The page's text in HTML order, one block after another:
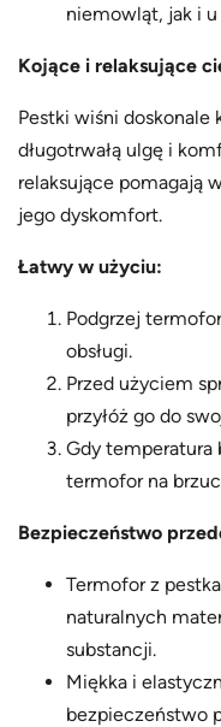
k
niemowląt, jak i
Kojące i relaksujące
Pestki wiśni doskonale
długotrwałą ulgę i
relaksujące pomagają
jego dyskomfort.
Łatwy w użyciu:
Podgrzej
obsługi.
Przed użyciem
przyłóż go do
Gdy temperatura
termofor na
Bezpieczeństwo
Termofor z
naturalnych
substancji.
Miękka i
bezpieczeństwo